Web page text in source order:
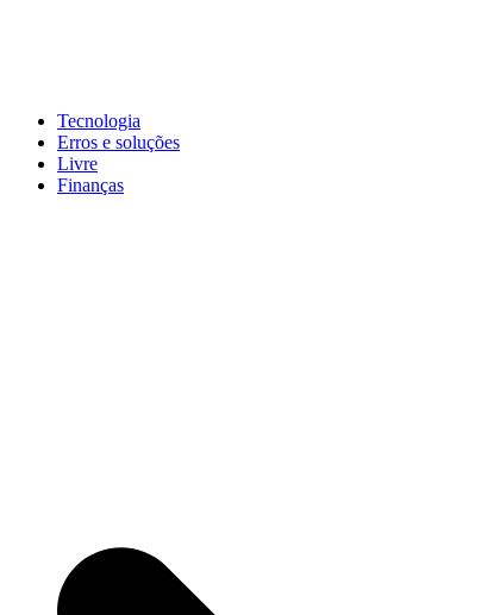
John-Henrique
Distribuindo conteúdo útil
Tecnologia
Erros e soluções
Livre
Finanças